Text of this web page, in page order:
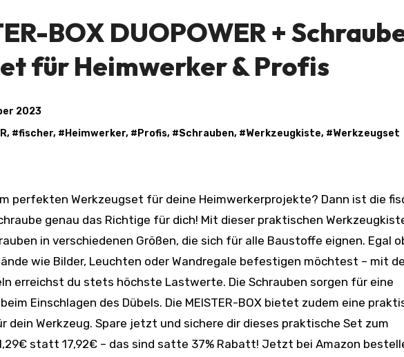
BOX DUOPOWER +
für Heimwerker & Profis
2023
, #fischer, # Heimwerker, # Profis, #Schrauben, #Werkzeugkiste, #Werkzeugset
genau das Richtige für dich! Mit dieser praktischen
in verschiedenen Größen, die sich für alle Baustoffe eignen. Egal
wie Bilder, Leuchten oder Wandregale befestigen möchtest – mit
erreichst du stets höchste Lastwerte. Die Schrauben sorgen für eine
Einschlagen des Dübels. Die MEISTER-BOX bietet zudem eine
Werkzeug. Spare jetzt und sichere dir dieses praktische Set zum
statt 17,92€ – das sind satte 37% Rabatt! Jetzt bei Amazon